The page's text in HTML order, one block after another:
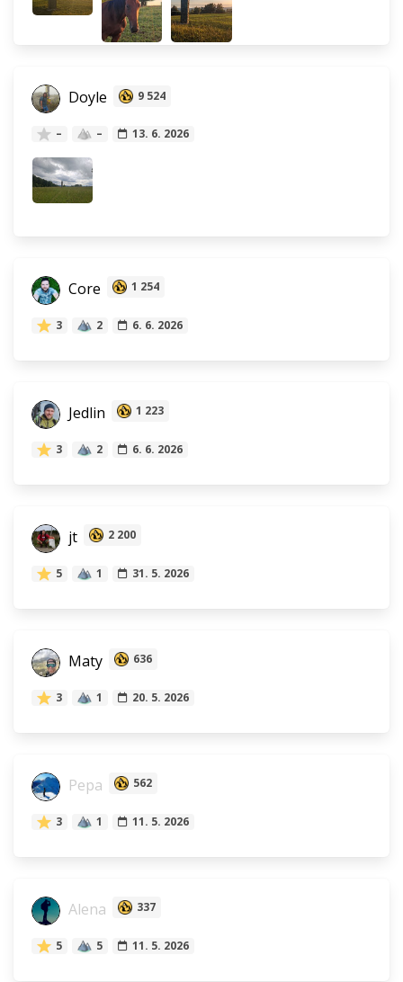
Doyle 9 524
– – 13. 6. 2026
Core 1 254
3 2 6. 6. 2026
Jedlin 1 223
3 2 6. 6. 2026
jt 2 200
5 1 31. 5. 2026
Maty 636
3 1 20. 5. 2026
Pepa 562
3 1 11. 5. 2026
Alena 337
5 5 11. 5. 2026